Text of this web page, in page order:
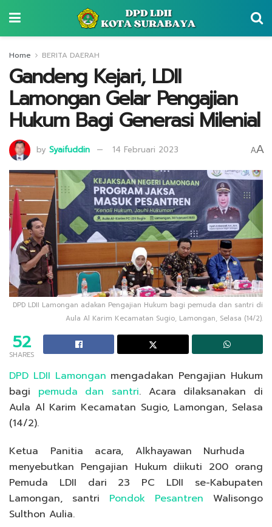
Home BERITA DAERAH
Gandeng Kejari, LDII
Lamongan Gelar Pengajian
Hukum Bagi Generasi Milenial
by Syaifuddin 14 Februari 2023 AA
DPD LDII Lamongan adakan Pengajian Hukum bagi pemuda dan santri di
Aula Al Karim Kecamatan Sugio, Lamongan, Selasa (14/2).
52
SHARES
DPD LDII Lamongan mengadakan Pengajian Hukum
bagi pemuda dan santri. Acara dilaksanakan di
Aula Al Karim Kecamatan Sugio, Lamongan, Selasa
(14/2).
Ketua Panitia acara, Alkhayawan Nurhuda
menyebutkan Pengajian Hukum diikuti 200 orang
Pemuda LDII dari 23 PC LDII se-Kabupaten
Lamongan, santri Pondok Pesantren Walisongo
Sulthon Aulia.